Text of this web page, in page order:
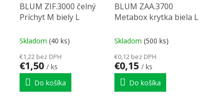
BLUM ZIF.3000 čelný
Príchyt M biely L
Skladom (40 ks)
€1,22 bez DPH
€1,50 / ks
Do košíka
BLUM ZAA.3700
Metabox krytka biela L
Skladom (500 ks)
€0,12 bez DPH
€0,15 / ks
Do košíka